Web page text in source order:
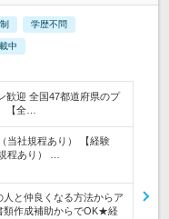
学歴不問
中
迎 全国47都道府県のプ
【全…
当社規程あり） 【経験
程あり） …
人と仲良くなる方法からア
類作成補助からでOK★経